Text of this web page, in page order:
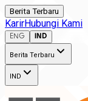
Berita Terbaru
KarirHubungi Kami
ENG IND
Berita Terbaru
IND